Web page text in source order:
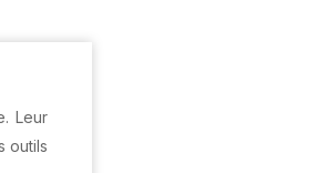
Leur
outils